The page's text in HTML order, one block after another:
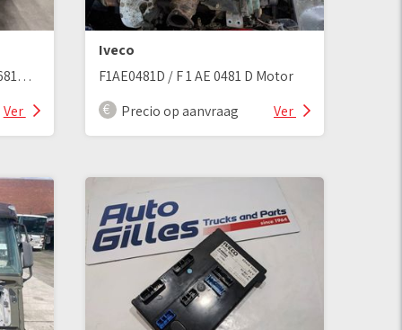
LKW Motor Cursor 10 F3AE3681D / F 3 AE 3681 D
Ver
Iveco
F1AE0481D / F 1 AE 0481 D Motor
Precio op aanvraag
Ver